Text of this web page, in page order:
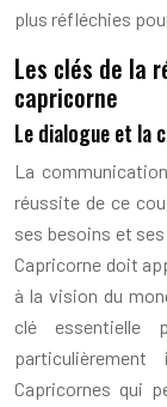
plus réfléchies
Les clés de la
capricorne
Le dialogue et la
La
réussite de ce
ses besoins et
Capricorne doit
à la vision du
clé essentielle
Capricornes qui